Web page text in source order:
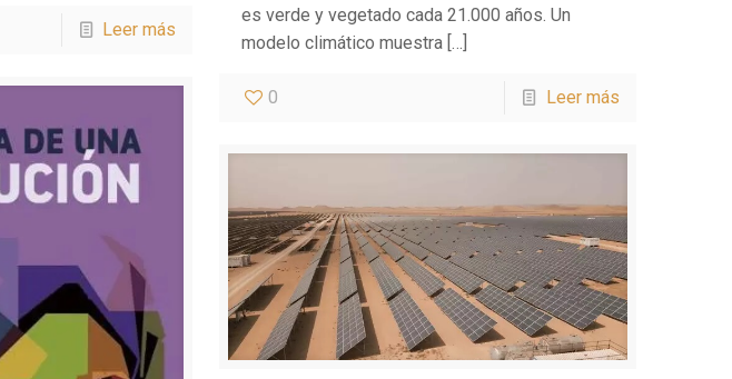
es verde y vegetado cada 21.000 años. Un
modelo climático muestra […]
0 Leer más
Leer más